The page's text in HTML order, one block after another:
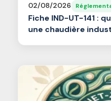
02/08/2026
Fiche IND-UT-141 :
une chaudière